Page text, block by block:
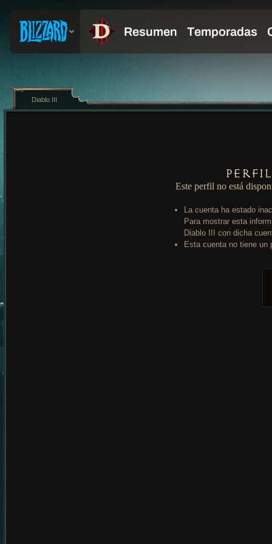
Este perfil no está
La cuenta ha estado
Para mostrar esta
Diablo III con dicha
Esta cuenta no tiene un
Diablo III